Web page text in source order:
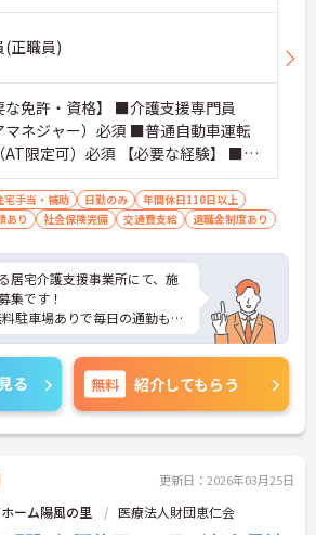
(正職員)
な免許・資格】 ■介護支援専門員
マネジャー）必須 ■普通自動車運転
可）必須 【必要な経験】 ■ケ
ジャー業務経験あれば尚可
宅手当・補助 日勤のみ
年間休日110日以上
あり
社会保険完備 交通費支給 退職金制度あり
居宅介護支援事業所にて、施
集です！
駐車場ありで毎日の通勤もス
祝固定休ですので、プライベ
。
一度マイナビまでお問合せ下
伝えします。
る 無料 紹介してもらう
更新日：2026年03月25日
ーム陽風の里 医療法人財団恵仁会